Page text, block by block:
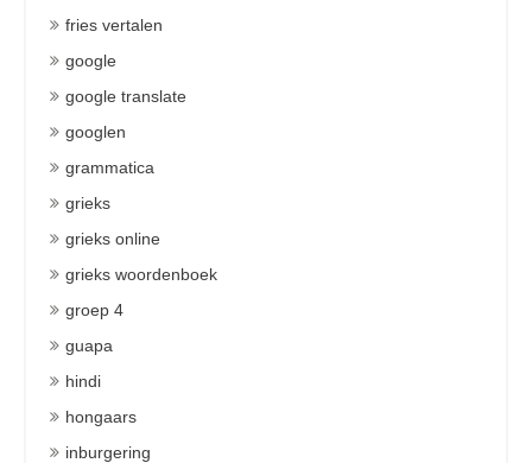
fries vertalen
google
google translate
googlen
grammatica
grieks
grieks online
grieks woordenboek
groep 4
guapa
hindi
hongaars
inburgering